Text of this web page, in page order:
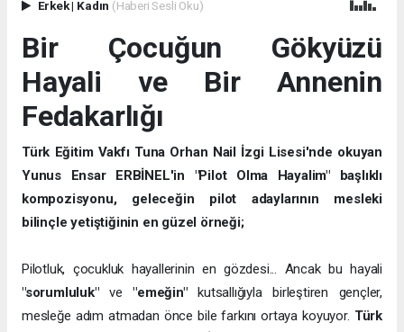
Erkek| Kadın (Haberi Sesli Oku)
Bir Çocuğun Gökyüzü
Hayali ve Bir Annenin
Fedakarlığı
Türk Eğitim Vakfı Tuna Orhan Nail İzgi Lisesi'nde okuyan
Yunus Ensar ERBİNEL'in "Pilot Olma Hayalim" başlıklı
kompozisyonu, geleceğin pilot adaylarının mesleki
bilinçle yetiştiğinin en güzel örneği;
Pilotluk, çocukluk hayallerinin en gözdesi... Ancak bu hayali
"sorumluluk"ve"emeğin"kutsallığıyla birleştiren gençler,
mesleğe adım atmadan önce bile farkını ortaya koyuyor. Türk